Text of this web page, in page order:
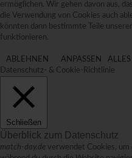
ermöglichen. Wir gehen davon aus,
die Verwendung von Cookies auch
könnten dann bestimmte Teile
funktionieren.
ABLEHNEN ANPASSEN
Datenschutz- & Cookie-Richtlinie
Schließen
Überblick zum Datenschutz
match-day.de verwendet Cookies, um